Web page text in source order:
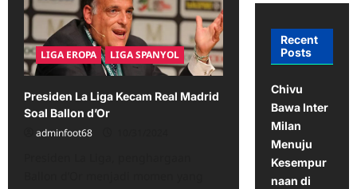
LIGA EROPA LIGA SPANYOL
Presiden La Liga Kecam Real Madrid
Soal Ballon d’Or
adminfoot68
Recent
Posts
Chivu
Bawa Inter
Milan
Menuju
Kesempur
naan di